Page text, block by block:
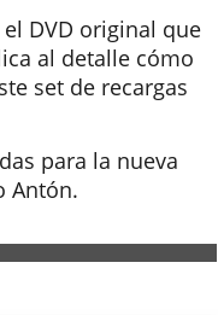
DVD original que
al detalle cómo
set de recargas
para la nueva
Antón.
software was used.